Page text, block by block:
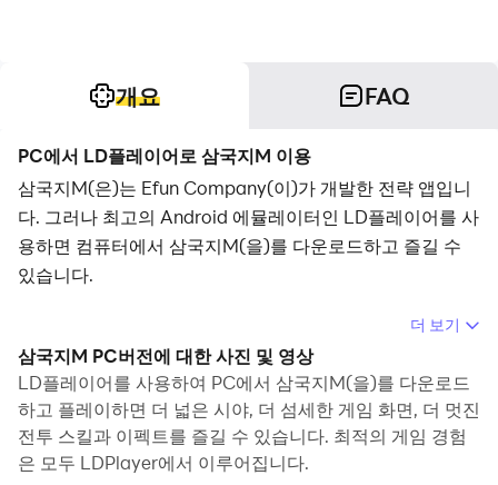
개요 FAQ
PC에서 LD플레이어로 삼국지M 이용
삼국지M(은)는 Efun Company(이)가 개발한 전략 앱입니
다. 그러나 최고의 Android 에뮬레이터인 LD플레이어를 사
용하면 컴퓨터에서 삼국지M(을)를 다운로드하고 즐길 수
있습니다.
컴퓨터에서 삼국지M(을)를 실행하면 보다 큰 화면에서 이
용할 수 있으며, 마우스와 키보드로 앱을 이용하는 것이 화
면을 터치하는 것보다 훨씬 빠릅니다. 동시에 기기의 배터리
문제에 대해 걱정할 필요가 없습니다.
다중 인스턴스 및 멀티 컨트롤 기능을 통해 컴퓨터에서 여러
더 보기
삼국지M PC버전에 대한 사진 및 영상
LD플레이어를 사용하여 PC에서 삼국지M(을)를 다운로드
하고 플레이하면 더 넓은 시야, 더 섬세한 게임 화면, 더 멋진
전투 스킬과 이펙트를 즐길 수 있습니다. 최적의 게임 경험
은 모두 LDPlayer에서 이루어집니다.